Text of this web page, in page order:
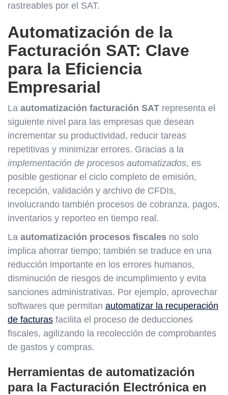
rastreables por el SAT.
Automatización de la
Facturación SAT: Clave
para la Eficiencia
Empresarial
La automatización facturación SAT representa el
siguiente nivel para las empresas que desean
incrementar su productividad, reducir tareas
repetitivas y minimizar errores. Gracias a la
implementación de procesos automatizados, es
posible gestionar el ciclo completo de emisión,
recepción, validación y archivo de CFDIs,
involucrando también procesos de cobranza, pagos,
inventarios y reporteo en tiempo real.
La automatización procesos fiscales no solo
implica ahorrar tiempo; también se traduce en una
reducción importante en los errores humanos,
disminución de riesgos de incumplimiento y evita
sanciones administrativas. Por ejemplo, aprovechar
softwares que permitan automatizar la recuperación
de facturas facilita el proceso de deducciones
fiscales, agilizando la recolección de comprobantes
de gastos y compras.
Herramientas de automatización
para la Facturación Electrónica en